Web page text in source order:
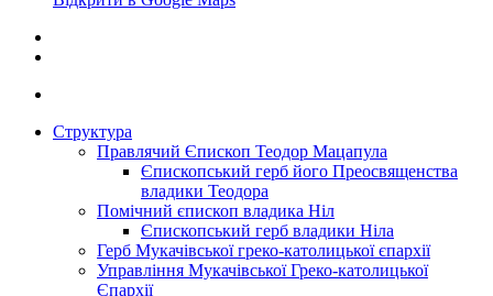
Структура
Правлячий Єпископ Теодор Мацапула
Єпископський герб його Преосвященства
владики Теодора
Помічний єпископ владика Ніл
Єпископський герб владики Ніла
Герб Мукачівської греко-католицької єпархії
Управління Мукачівської Греко-католицької
Єпархії